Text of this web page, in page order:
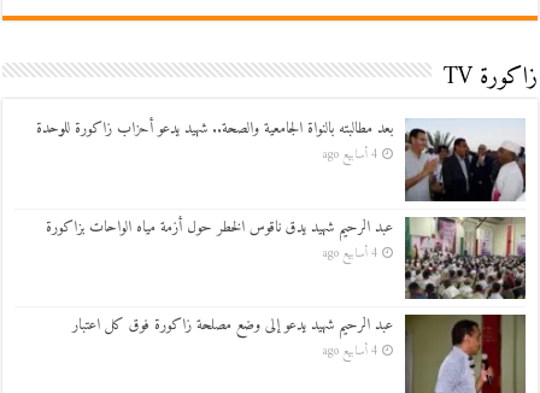
زاكورة TV
بعد مطالبته بالنواة الجامعية والصحة.. شهيد يدعو أحزاب زاكورة للوحدة
4 أسابيع ago
عبد الرحيم شهيد يدق ناقوس الخطر حول أزمة مياه الواحات بزاكورة
4 أسابيع ago
عبد الرحيم شهيد يدعو إلى وضع مصلحة زاكورة فوق كل اعتبار
4 أسابيع ago